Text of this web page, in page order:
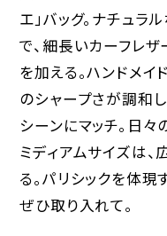
エ」バッグ。ナチュラ
で、細長いカーフレ
を加える。ハンドメイ
のシャープさが調和
シーンにマッチ。日
ミディアムサイズは
る。パリシックを体
ぜひ取り入れて。